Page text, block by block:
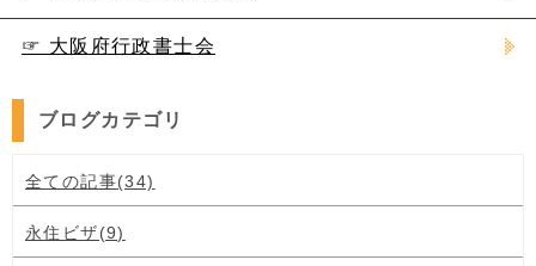
☞ 大阪府行政書士会
ブログカテゴリ
全ての記事(34)
永住ビザ(9)